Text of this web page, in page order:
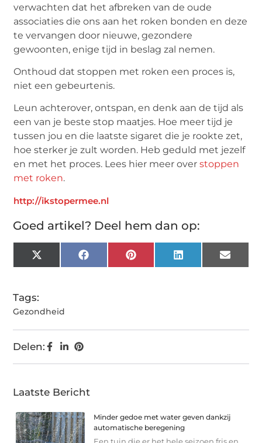
verwachten dat het afbreken van de oude
associaties die ons aan het roken bonden en deze
te vervangen door nieuwe, gezondere
gewoonten, enige tijd in beslag zal nemen.
Onthoud dat stoppen met roken een proces is,
niet een gebeurtenis.
Leun achterover, ontspan, en denk aan de tijd als
een van je beste stop maatjes. Hoe meer tijd je
tussen jou en die laatste sigaret die je rookte zet,
hoe sterker je zult worden. Heb geduld met jezelf
en met het proces. Lees hier meer overstoppen
met roken.
http://ikstopermee.nl
Goed artikel? Deel hem dan op:
X
(Twitter)
FacebookPinterest LinkedIn Email
Tags:
Gezondheid
Delen:
Laatste Bericht
Minder gedoe met water geven dankzij
automatische beregening